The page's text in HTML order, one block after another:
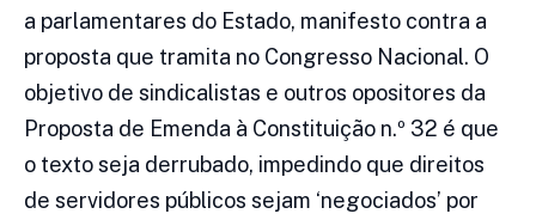
a parlamentares do Estado, manifesto contra a
proposta que tramita no Congresso Nacional. O
objetivo de sindicalistas e outros opositores da
Proposta de Emenda à Constituição n.º 32 é que
o texto seja derrubado, impedindo que direitos
de servidores públicos sejam ‘negociados’ por